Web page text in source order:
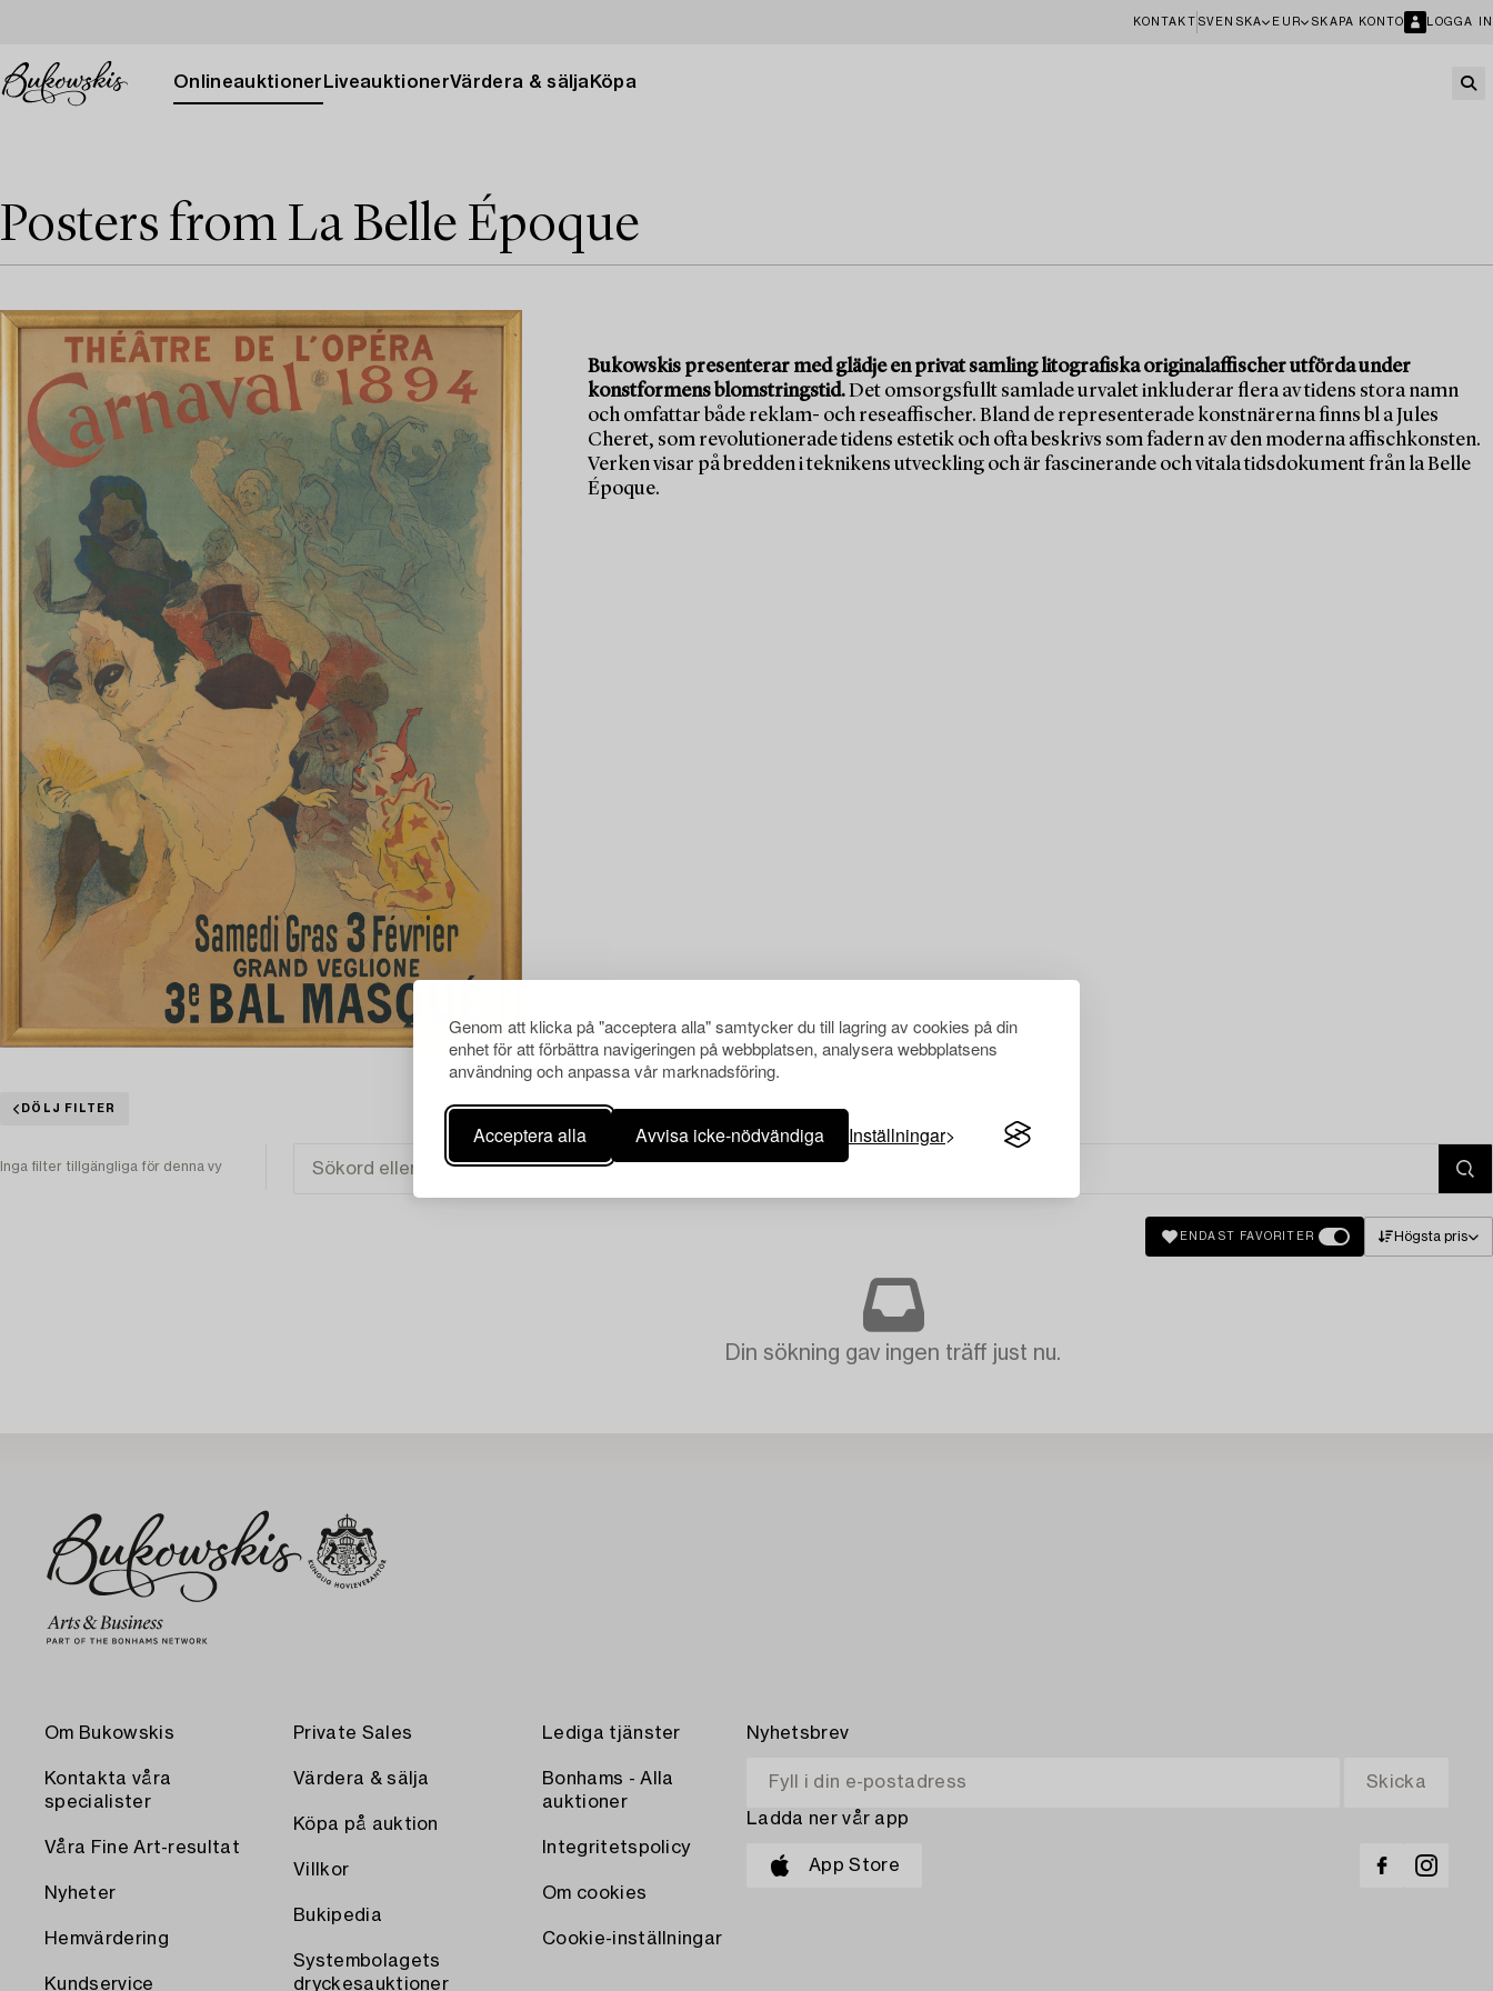
Genom att klicka på "acceptera alla" samtycker du till lagring av cookies på din
enhet för att förbättra navigeringen på webbplatsen, analysera webbplatsens
användning och anpassa vår marknadsföring.
Acceptera alla Avvisa icke-nödvändiga Inställningar
KONTAKT SVENSKA EUR SKAPA KONTO LOGGA IN
Onlineauktioner LiveauktionerVärdera & sälja Köpa
Posters from La Belle Époque
Bukowskis presenterar med glädje en privat samling litografiska originalaffischer utförda under
konstformens blomstringstid.Det omsorgsfullt samlade urvalet inkluderar flera av tidens stora namn
och omfattar både reklam- och reseaffischer. Bland de representerade konstnärerna finns bl a Jules
Cheret, som revolutionerade tidens estetik och ofta beskrivs som fadern av den moderna affischkonsten.
Verken visar på bredden i teknikens utveckling och är fascinerande och vitala tidsdokument från la Belle
Époque.
DÖLJ FILTER
Inga filter tillgängliga för denna vy
ENDAST FAVORITER Högsta pris
Din sökning gav ingen träff just nu.
Om Bukowskis
Kontakta våra
specialister
Våra Fine Art-resultat
Nyheter
Hemvärdering
Kundservice
Private Sales
Värdera & sälja
Köpa på auktion
Villkor
Bukipedia
Systembolagets
dryckesauktioner
Lediga tjänster
Bonhams - Alla
auktioner
Integritetspolicy
Om cookies
Cookie-inställningar
Nyhetsbrev
Ladda ner vår app
App Store